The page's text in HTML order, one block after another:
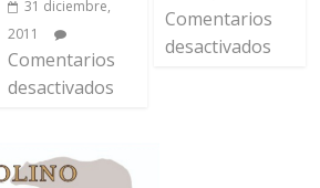
31 diciembre,
2011
Comentarios
desactivados
Comentarios
desactivados